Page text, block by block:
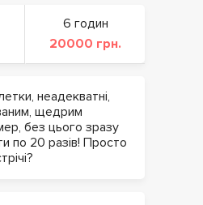
6 годин
20000 грн.
неадекватні,
щедрим
без цього зразу
по 20 разів! Просто